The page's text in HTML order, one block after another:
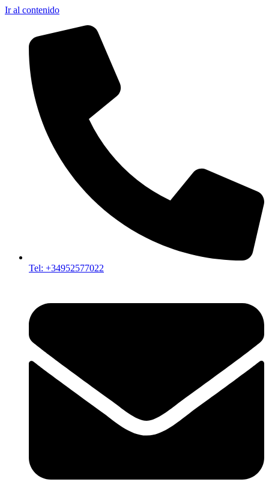
Ir al contenido
Tel: +34952577022